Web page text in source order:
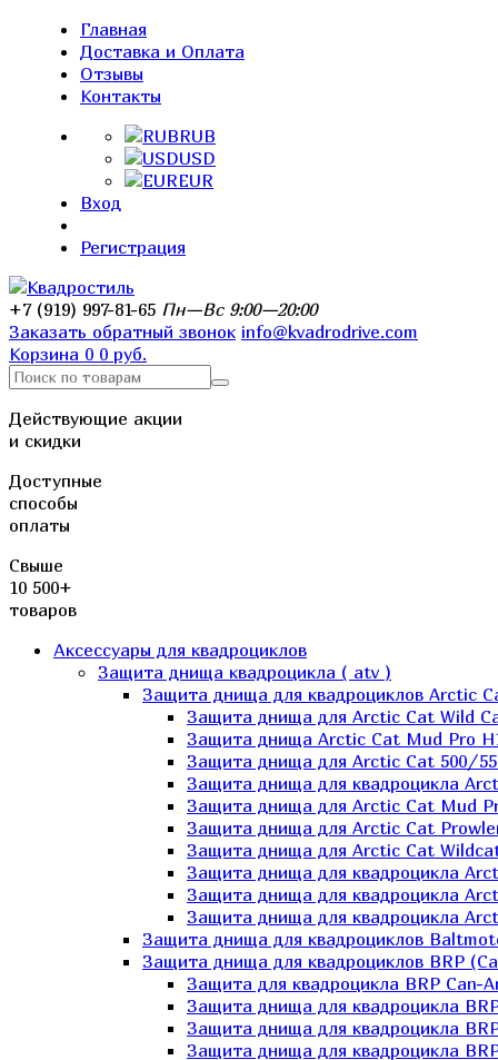
Главная
Доставка и Оплата
Отзывы
Контакты
RUB
USD
EUR
Вход
Регистрация
+7 (919) 997-81-65 Пн—Вс 9:00—20:00
Заказать обратный звонок info@kvadrodrive.com
Корзина 0 0 руб.
Действующие акции
и скидки
Доступные
способы
оплаты
Свыше
10 500+
товаров
Аксессуары для квадроциклов
Защита днища квадроцикла ( atv )
Защита днища для квадроциклов Arctic
Защита днища для Arctic Cat Wild
Защита днища Arctic Cat Mud Pro
Защита днища для Arctic Cat 500/
Защита днища для квадроцикла
Защита днища для Arctic Cat Mud
Защита днища для Arctic Cat
Защита днища для Arctic Cat
Защита днища для квадроцикла
Защита днища для квадроцикла
Защита днища для квадроцикла
Защита днища для квадроциклов
Защита днища для квадроциклов BRP
Защита для квадроцикла BRP Can-
Защита днища для квадроцикла
Защита днища для квадроцикла
Защита днища для квадроцикла